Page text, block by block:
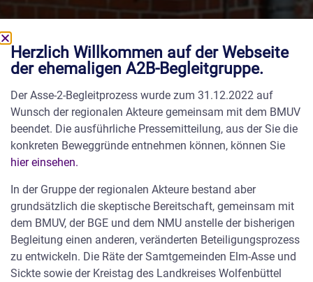
Arbeitsgruppe Optionen-
Rückholung AGO
Wissenschaftlicher Beirat
Arbeitsgruppe Optionen-Rückholung
In wissenschaftlichen Fragen werden wir von der
Arbeitsgruppe Optionen – Rückholung (AGO) als Beirat der
Herzlich Willkommen auf der Webseite
der ehemaligen A2B-Begleitgruppe.
Der Asse-2-Begleitprozess wurde zum 31.12.2022 auf
Wunsch der regionalen Akteure gemeinsam mit dem BMUV
beendet. Die ausführliche Pressemitteilung, aus der Sie die
konkreten Beweggründe entnehmen können, können Sie
hier einsehen.
In der Gruppe der regionalen Akteure bestand aber
grundsätzlich die skeptische Bereitschaft, gemeinsam mit
dem BMUV, der BGE und dem NMU anstelle der bisherigen
Begleitung einen anderen, veränderten Beteiligungsprozess
zu entwickeln. Die Räte der Samtgemeinden Elm-Asse und
Sickte sowie der Kreistag des Landkreises Wolfenbüttel